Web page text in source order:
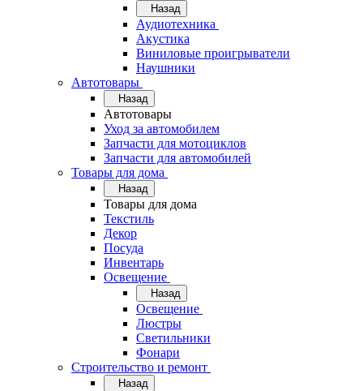
Назад
Аудиотехника
Акустика
Виниловые проигрыватели
Наушники
Автотовары
Назад
Автотовары
Уход за автомобилем
Запчасти для мотоциклов
Запчасти для автомобилей
Товары для дома
Назад
Товары для дома
Текстиль
Декор
Посуда
Инвентарь
Освещение
Назад
Освещение
Люстры
Светильники
Фонари
Строительство и ремонт
Назад